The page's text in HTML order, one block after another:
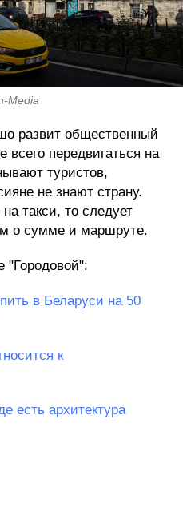
Media
развит общественный
всего передвигаться на
туристов,
не знают страну.
такси, то следует
о сумме и маршруте.
"Городовой":
в Беларуси на 50
к
есть архитектура